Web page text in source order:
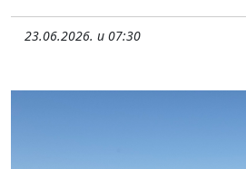
23.06.2026. u 07:30